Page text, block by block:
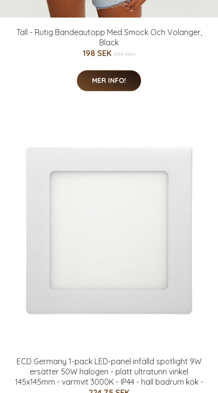
Tall - Rutig Bandeautopp Med Smock Och Volanger,
Black
198 SEK 288 SEK
MER INFO!
ECD Germany 1-pack LED-panel infälld spotlight 9W
ersätter 50W halogen - platt ultratunn vinkel
145x145mm - varmvit 3000K - IP44 - hall badrum kök -